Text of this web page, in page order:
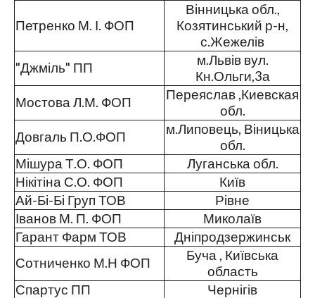
Петренко М. І. ФОП
Вінницька обл.,
Козятинський р-н,
с.Жежелів
"Джміль" ПП
м.Львів вул.
Кн.Ольги,3а
Мостова Л.М. ФОП
Переяслав ,Киевская
обл.
Довгаль П.О.ФОП
м.Липовець, Віницька
обл.
Мішура Т.О. ФОП
Луганська обл.
Нікітіна С.О. ФОП
Київ
Ай-Бі-Бі Груп ТОВ
Рівне
Іванов М. П. ФОП
Миколаїв
Гарант Фарм ТОВ
Дніпродзержинськ
Сотниченко М.Н ФОП
Буча , Київська
область
Спартус ПП
Чернігів